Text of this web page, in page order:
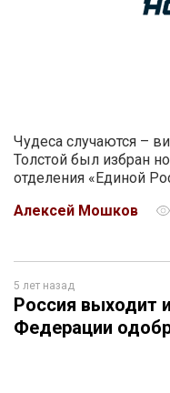
Чудеса случаются –
Толстой был избран
отделения «Единой
Алексей Мошков
5 лет назад
Россия выходит
Федерации